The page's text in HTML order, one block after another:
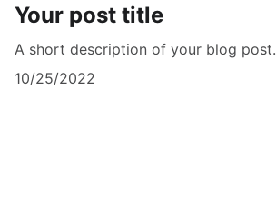
Your post title
A short description of your blog post.
10/25/2022